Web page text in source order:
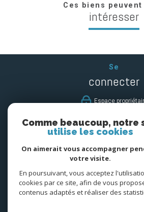
Ces biens peuvent
intéresser
Se
connecter
espace
Nous
Nous
Comme beaucoup, notre
utilise les cookies
On aimerait vous accompagner
votre visite.
En poursuivant, vous acceptez
cookies par ce site, afin de vous
contenus adaptés et réaliser des